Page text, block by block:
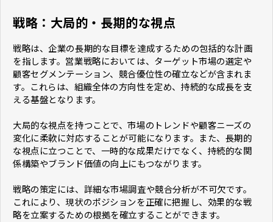
戦略：大局的・長期的な視点
戦略は、企業の長期的な目標を達成するための包括的な計画
を指します。営業戦略においては、ターゲット市場の選定や
顧客セグメンテーション、競合優位性の確立などが含まれま
す。これらは、組織全体の方向性を定め、持続的な成長を支
える基盤となります。
大局的な視点を持つことで、市場のトレンドや顧客ニーズの
変化に柔軟に対応することが可能になります。また、長期的
な視点に立つことで、一時的な成果だけでなく、持続的な関
係構築やブランド価値の向上にもつながります。
戦略の策定には、詳細な市場調査や競合分析が不可欠です。
これにより、現状のポジションを正確に把握し、効果的な戦
略を立案するための根拠を確立することができます。